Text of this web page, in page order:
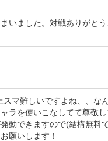
いました。対戦ありがと
マ難しいですよね、、な
ラを使いこなしてて尊敬
動できますので(結構無料
願いします！